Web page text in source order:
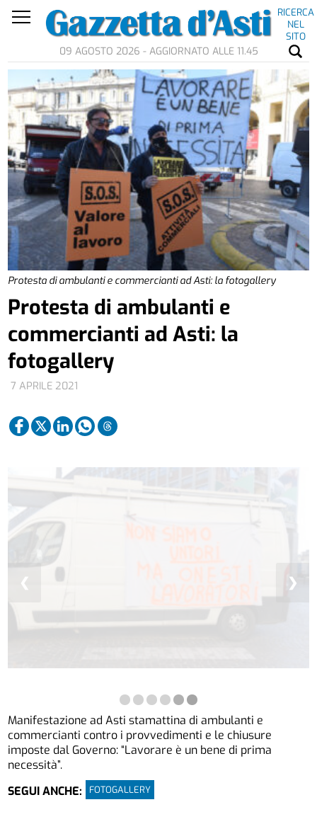
RICERCA
NEL
SITO
09 AGOSTO 2026 - AGGIORNATO ALLE 11.45
Protesta di ambulanti e commercianti ad Asti: la fotogallery
7 APRILE 2021
Protesta di ambulanti e
commercianti ad Asti: la
fotogallery
❮ ❯
Manifestazione ad Asti stamattina di ambulanti e
commercianti contro i provvedimenti e le chiusure
imposte dal Governo: “Lavorare è un bene di prima
necessità”.
SEGUI ANCHE:
FOTOGALLERY